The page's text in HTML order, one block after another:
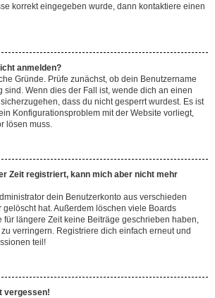
korrekt eingegeben wurde, dann kontaktiere einen
anmelden?
Gründe. Prüfe zunächst, ob dein Benutzername
sind. Wenn dies der Fall ist, wende dich an einen
dass du nicht gesperrt wurdest. Es ist
Konfigurationsproblem mit der Website vorliegt,
lösen muss.
Zeit registriert, kann mich aber nicht mehr
dein Benutzerkonto aus verschieden
hat. Außerdem löschen viele Boards
für längere Zeit keine Beiträge geschrieben haben,
verringern. Registriere dich einfach erneut und
teil!
vergessen!